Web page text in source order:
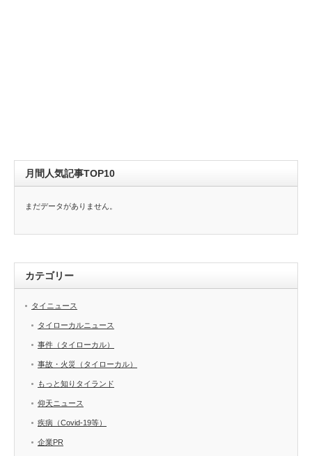
月間人気記事TOP10
まだデータがありません。
カテゴリー
タイニュース
タイローカルニュース
事件（タイローカル）
事故・火災（タイローカル）
もっと知りタイランド
仰天ニュース
疾病（Covid-19等）
企業PR